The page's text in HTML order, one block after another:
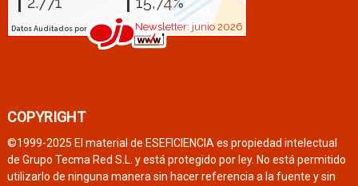
COPYRIGHT
©1999-2025 El material de ESEFICIENCIA es propiedad intelectual
de Grupo Tecma Red S.L. y está protegido por ley. No está permitido
utilizarlo de ninguna manera sin hacer referencia a la fuente y sin